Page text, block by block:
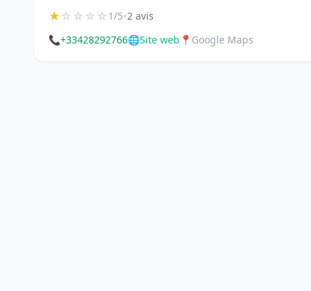
★☆☆☆☆1/5•2 avis
📞+33428292766🌐Site web 📍 Google Maps